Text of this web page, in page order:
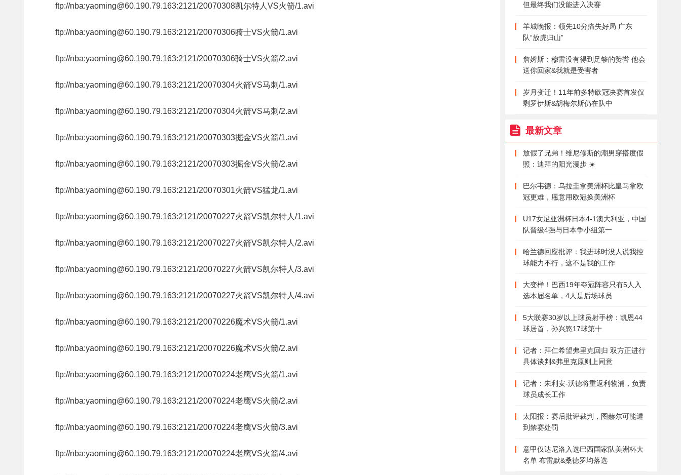
ftp://nba:yaoming@60.190.79.163:2121/20070308凯尔特人VS火箭/1.avi
ftp://nba:yaoming@60.190.79.163:2121/20070306骑士VS火箭/1.avi
ftp://nba:yaoming@60.190.79.163:2121/20070306骑士VS火箭/2.avi
ftp://nba:yaoming@60.190.79.163:2121/20070304火箭VS马刺/1.avi
ftp://nba:yaoming@60.190.79.163:2121/20070304火箭VS马刺/2.avi
ftp://nba:yaoming@60.190.79.163:2121/20070303掘金VS火箭/1.avi
ftp://nba:yaoming@60.190.79.163:2121/20070303掘金VS火箭/2.avi
ftp://nba:yaoming@60.190.79.163:2121/20070301火箭VS猛龙/1.avi
ftp://nba:yaoming@60.190.79.163:2121/20070227火箭VS凯尔特人/1.avi
ftp://nba:yaoming@60.190.79.163:2121/20070227火箭VS凯尔特人/2.avi
ftp://nba:yaoming@60.190.79.163:2121/20070227火箭VS凯尔特人/3.avi
ftp://nba:yaoming@60.190.79.163:2121/20070227火箭VS凯尔特人/4.avi
ftp://nba:yaoming@60.190.79.163:2121/20070226魔术VS火箭/1.avi
ftp://nba:yaoming@60.190.79.163:2121/20070226魔术VS火箭/2.avi
ftp://nba:yaoming@60.190.79.163:2121/20070224老鹰VS火箭/1.avi
ftp://nba:yaoming@60.190.79.163:2121/20070224老鹰VS火箭/2.avi
ftp://nba:yaoming@60.190.79.163:2121/20070224老鹰VS火箭/3.avi
ftp://nba:yaoming@60.190.79.163:2121/20070224老鹰VS火箭/4.avi
但最终我们没能进入决赛
羊城晚报：领先10分痛失好局 广东
队“放虎归山”
詹姆斯：穆雷没有得到足够的赞誉 他会
送你回家&我就是受害者
岁月变迁！11年前多特欧冠决赛首发仅
剩罗伊斯&胡梅尔斯仍在队中
最新文章
放假了兄弟！维尼修斯的潮男穿搭度假
照：迪拜的阳光漫步 ☀️
巴尔韦德：乌拉圭拿美洲杯比皇马拿欧
冠更难，愿意用欧冠换美洲杯
U17女足亚洲杯日本4-1澳大利亚，中国
队晋级4强与日本争小组第一
哈兰德回应批评：我进球时没人说我控
球能力不行，这不是我的工作
大变样！巴西19年夺冠阵容只有5人入
选本届名单，4人是后场球员
5大联赛30岁以上球员射手榜：凯恩44
球居首，孙兴慜17球第十
记者：拜仁希望弗里克回归 双方正进行
具体谈判&弗里克原则上同意
记者：朱利安-沃德将重返利物浦，负责
球员成长工作
太阳报：赛后批评裁判，图赫尔可能遭
到禁赛处罚
意甲仅达尼洛入选巴西国家队美洲杯大
名单 布雷默&桑德罗均落选